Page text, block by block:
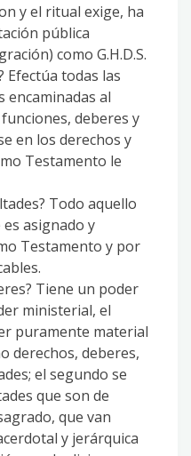
y el ritual exige, ha
pública
como G.H.D.S.
Efectúa todas las
encaminadas al
deberes y
en los derechos y
Testamento le
Todo aquello
asignado y
Testamento y por
Tiene un poder
ministerial, el
puramente material
derechos, deberes,
el segundo se
que son de
que van
y jerárquica